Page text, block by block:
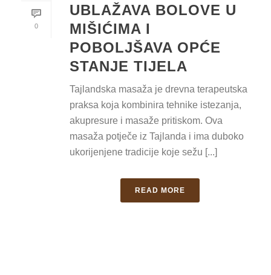
0
UBLAŽAVA BOLOVE U
MIŠIĆIMA I
POBOLJŠAVA OPĆE
STANJE TIJELA
Tajlandska masaža je drevna terapeutska
praksa koja kombinira tehnike istezanja,
akupresure i masaže pritiskom. Ova
masaža potječe iz Tajlanda i ima duboko
ukorijenjene tradicije koje sežu [...]
READ MORE